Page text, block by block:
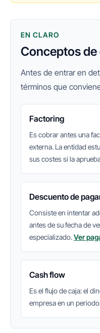
EN CLARO
Conceptos de
Antes de entrar en
términos que
Factoring
Es cobrar antes una
externa. La entidad
sus costes si la
Descuento de
Consiste en intentar
antes de su fecha de
especializado.Ver
Cash flow
Es el flujo de caja: el
empresa en un